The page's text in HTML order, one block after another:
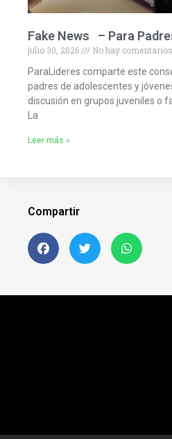
Fake News – Para
julio 30, 2026
No hay comentarios
ParaLideres comparte este
padres de adolescentes y
discusión en grupos juveniles o
La
Leer más »
Compartir